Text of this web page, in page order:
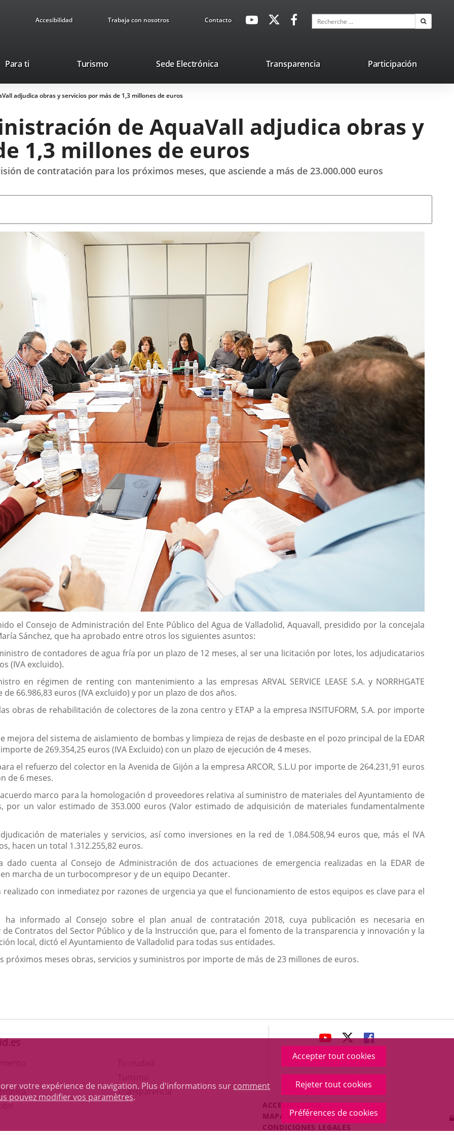
votre expérience de navigation. Plus d'informations sur comment
pouvez modifier vos paramètres.
Accepter tout cookies
Rejeter tout cookies
Préférences de cookies
Accesibilidad Trabaja con nosotros ContactoavaHeaderSocial
Enlace
externa.
Enlace
aplicación
externa.
Enlace
aplicación
externa.
Recherche
Para ti TurismoEste
se
abrirá
ventana
Sede ElectrónicaEnlace
una
Transparencia Participación
adjudica obras y servicios por más de 1,3 millones de euros
de AquaVall adjudica obras y
1,3 millones de euros
de contratación para los próximos meses, que asciende a más de 23.000.000 euros
el Consejo de Administración del Ente Público del Agua de Valladolid, Aquavall, presidido por la concejala
Sánchez, que ha aprobado entre otros los siguientes asuntos:
de contadores de agua fría por un plazo de 12 meses, al ser una licitación por lotes, los adjudicatarios
(IVA excluido).
en régimen de renting con mantenimiento a las empresas ARVAL SERVICE LEASE S.A. y NORRHGATE
de 66.986,83 euros (IVA excluido) y por un plazo de dos años.
obras de rehabilitación de colectores de la zona centro y ETAP a la empresa INSITUFORM, S.A. por importe
del sistema de aislamiento de bombas y limpieza de rejas de desbaste en el pozo principal de la EDAR
importe de 269.354,25 euros (IVA Excluido) con un plazo de ejecución de 4 meses.
el refuerzo del colector en la Avenida de Gijón a la empresa ARCOR, S.L.U por importe de 264.231,91 euros
de 6 meses.
marco para la homologación d proveedores relativa al suministro de materiales del Ayuntamiento de
por un valor estimado de 353.000 euros (Valor estimado de adquisición de materiales fundamentalmente
de materiales y servicios, así como inversiones en la red de 1.084.508,94 euros que, más el IVA
hacen un total 1.312.255,82 euros.
dado cuenta al Consejo de Administración de dos actuaciones de emergencia realizadas en la EDAR de
marcha de un turbocompresor y de un equipo Decanter.
con inmediatez por razones de urgencia ya que el funcionamiento de estos equipos es clave para el
informado al Consejo sobre el plan anual de contratación 2018, cuya publicación es necesaria en
Contratos del Sector Público y de la Instrucción que, para el fomento de la transparencia y innovación y la
local, dictó el Ayuntamiento de Valladolid para todas sus entidades.
próximos meses obras, servicios y suministros por importe de más de 23 millones de euros.
enlace
Enlace
Transparencia
avaHeaderSocial
ENLACE
A
UNA
APLICACIÓN
EXTERNA.
ENLACE
A
UNA
APLICACIÓN
EXTERNA.
ENLACE
A
UNA
APLICACIÓN
Menú
Legal
Footer
ACCESIBILIDAD
MAPA WEB
CONDICIONES LEGALES